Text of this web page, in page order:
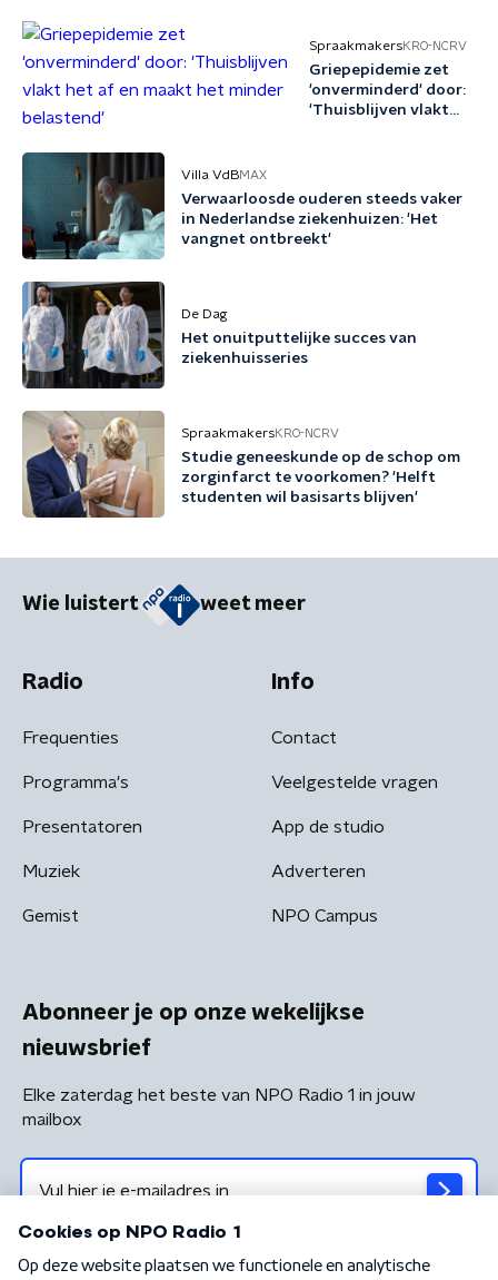
SpraakmakersKRO-NCRV
Griepepidemie zet
'onverminderd' door:
'Thuisblijven vlakt
Villa VdBMAX
Verwaarloosde ouderen steeds vaker
in Nederlandse ziekenhuizen: 'Het
vangnet ontbreekt'
De Dag
Het onuitputtelijke succes van
ziekenhuisseries
SpraakmakersKRO-NCRV
Studie geneeskunde op de schop om
zorginfarct te voorkomen? 'Helft
studenten wil basisarts blijven'
Wie luistert weet meer
Radio
Frequenties
Programma's
Presentatoren
Muziek
Gemist
Info
Contact
Veelgestelde vragen
App de studio
Adverteren
NPO Campus
Abonneer je op onze wekelijkse
nieuwsbrief
Elke zaterdag het beste van NPO Radio 1 in jouw
mailbox